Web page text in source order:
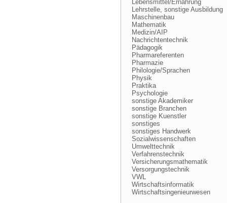
Lebensmittel/Ernährung
Lehrstelle, sonstige Ausbildung
Maschinenbau
Mathematik
Medizin/AIP
Nachrichtentechnik
Pädagogik
Pharmareferenten
Pharmazie
Philologie/Sprachen
Physik
Praktika
Psychologie
sonstige Akademiker
sonstige Branchen
sonstige Kuenstler
sonstiges
sonstiges Handwerk
Sozialwissenschaften
Umwelttechnik
Verfahrenstechnik
Versicherungsmathematik
Versorgungstechnik
VWL
Wirtschaftsinformatik
Wirtschaftsingenieurwesen